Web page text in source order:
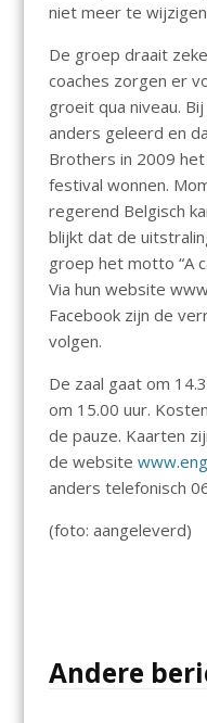
niet meer te
De groep draait
coaches zorgen er
groeit qua niveau.
anders geleerd en
Brothers in 2009 het
festival wonnen.
regerend Belgisch
blijkt dat de
groep het motto “A
Via hun website
Facebook zijn de
volgen.
De zaal gaat om
om 15.00 uur.
de pauze. Kaarten
de website
anders telefonisch
(foto: aangeleverd)
Andere